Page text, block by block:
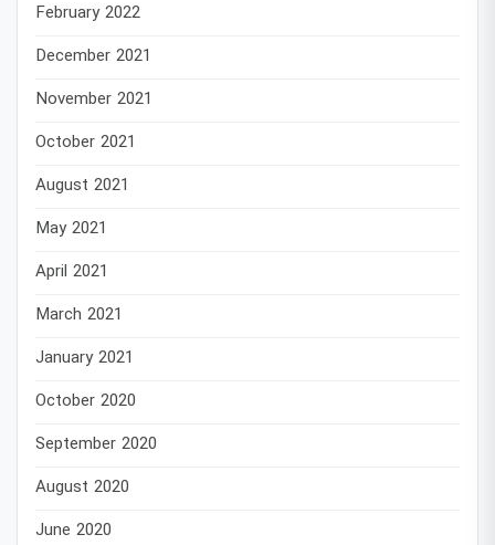
February 2022
December 2021
November 2021
October 2021
August 2021
May 2021
April 2021
March 2021
January 2021
October 2020
September 2020
August 2020
June 2020